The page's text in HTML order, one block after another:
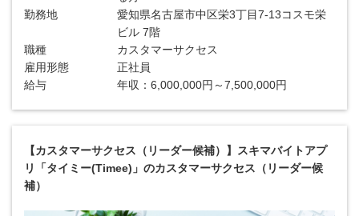
勤務地
愛知県名古屋市中区栄3丁目7-13コスモ栄
ビル 7階
職種
カスタマーサクセス
雇用形態
正社員
給与
年収：6,000,000円～7,500,000円
【カスタマーサクセス（リーダー候補）】スキマバイトアプ
リ「タイミー(Timee)」のカスタマーサクセス（リーダー候
補）